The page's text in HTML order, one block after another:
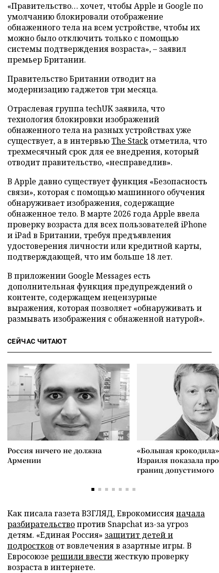
«Правительство… хочет, чтобы Apple и Google по
умолчанию блокировали отображение
обнаженного тела на всем устройстве, чтобы их
можно было отключить только с помощью
системы подтверждения возраста», – заявил
премьер Британии.
Правительство Британии отводит на
модернизацию гаджетов три месяца.
Отраслевая группа techUK заявила, что
технология блокировки изображений
обнаженного тела на разных устройствах уже
существует, а в интервьюThe Stack отметила, что
трехмесячный срок для ее внедрения, который
отводит правительство, «несправедлив».
В Apple давно существует функция «Безопасность
связи», которая с помощью машинного обучения
обнаруживает изображения, содержащие
обнаженное тело. В марте 2026 года Apple ввела
проверку возраста для всех пользователей iPhone
и iPad в Британии, требуя предъявления
удостоверения личности или кредитной карты,
подтверждающей, что им больше 18 лет.
В приложении Google Messages есть
дополнительная функция предупреждений о
контенте, содержащем нецензурные
выражения, которая позволяет «обнаруживать и
размывать изображения с обнаженной натурой».
СЕЙЧАС ЧИТАЮТ
Россия ничего не должна
Армении
«Большая
Израиля показала
границ допустимого
Как писала газета ВЗГЛЯД, Еврокомиссияначала
разбирательствопротив Snapchat из-за угроз
детям. «Единая Россия» защитит детей и
подростков от вовлечения в азартные игры. В
Евросоюзе решили ввестижесткую проверку
возраста в интернете.